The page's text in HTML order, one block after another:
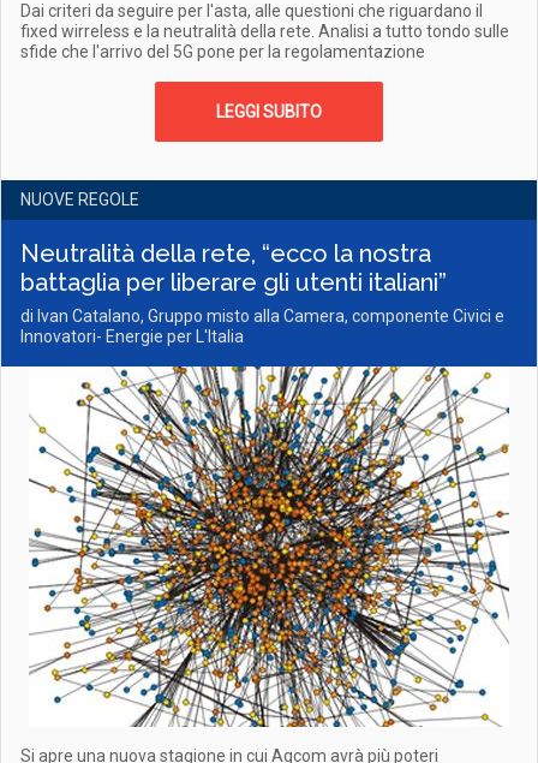
Dai criteri da seguire per l'asta, alle questioni che riguardano il
fixed wirreless e la neutralità della rete. Analisi a tutto tondo sulle
sfide che l'arrivo del 5G pone per la regolamentazione
LEGGI SUBITO
NUOVE REGOLE
Neutralità della rete, “ecco la nostra
battaglia per liberare gli utenti italiani”
di Ivan Catalano, Gruppo misto alla Camera, componente Civici e
Innovatori- Energie per L'Italia
Si apre una nuova stagione in cui Agcom avrà più poteri